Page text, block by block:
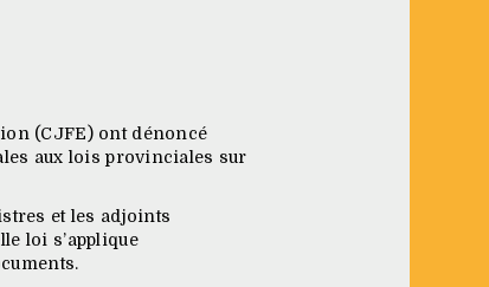
(CJFE) ont dénoncé
aux lois provinciales sur
et les adjoints
loi s’applique